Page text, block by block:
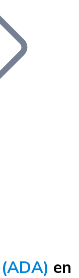
entreprise et
et
service
(ADA) en